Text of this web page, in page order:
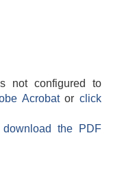
not configured to
Acrobatorclick
the PDF